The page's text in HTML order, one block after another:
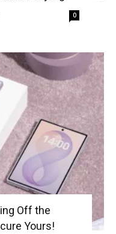
0
Off the
Yours!